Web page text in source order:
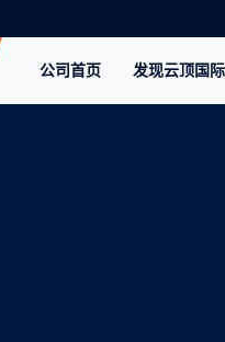
公司首页 发现云顶国